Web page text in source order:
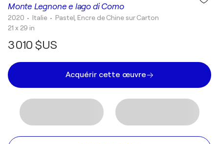
Monte Legnone e lago di Como
2020 • Italie • Pastel, Encre de Chine sur Carton
21 x 29 in
3 010 $US
Acquérir cette œuvre